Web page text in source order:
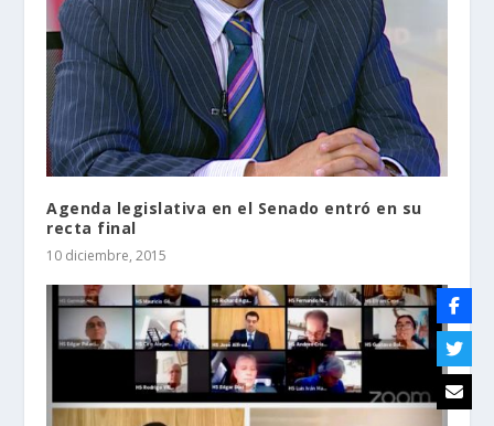
Agenda legislativa en el Senado entró en su
recta final
10 diciembre, 2015